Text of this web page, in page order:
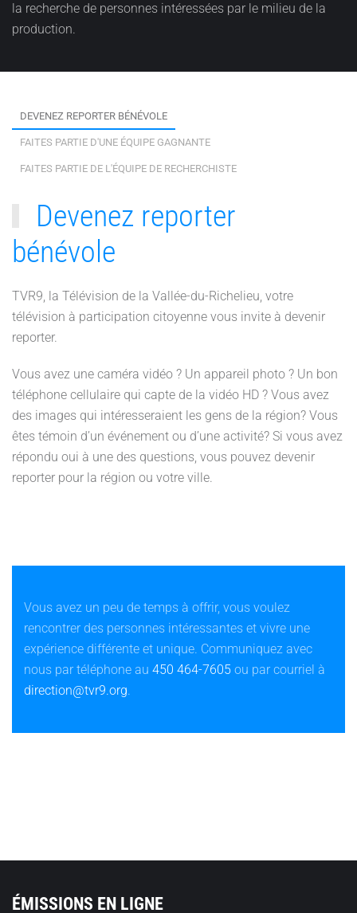
la recherche de personnes intéressées par le milieu de la
production.
DEVENEZ REPORTER BÉNÉVOLE
FAITES PARTIE D'UNE ÉQUIPE GAGNANTE
FAITES PARTIE DE L'ÉQUIPE DE RECHERCHISTE
Devenez reporter
bénévole
TVR9, la Télévision de la Vallée-du-Richelieu, votre
télévision à participation citoyenne vous invite à devenir
reporter.
Vous avez une caméra vidéo ? Un appareil photo ? Un bon
téléphone cellulaire qui capte de la vidéo HD ? Vous avez
des images qui intéresseraient les gens de la région? Vous
êtes témoin d’un événement ou d’une activité? Si vous avez
répondu oui à une des questions, vous pouvez devenir
reporter pour la région ou votre ville.
Vous avez un peu de temps à offrir, vous voulez
rencontrer des personnes intéressantes et vivre une
expérience différente et unique. Communiquez avec
nous par téléphone au 450 464-7605 ou par courriel à
direction@tvr9.org.
ÉMISSIONS EN LIGNE